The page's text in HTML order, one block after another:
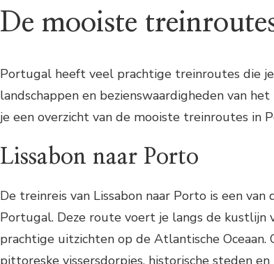
De mooiste
Portugal heeft veel prachtige treinroutes die
landschappen en bezienswaardigheden van
je een overzicht van de mooiste treinroutes in
Lissabon naar Porto
De treinreis van Lissabon naar Porto is een
Portugal. Deze route voert je langs de kustlijn
prachtige uitzichten op de Atlantische Oceaan.
pittoreske vissersdorpjes, historische steden